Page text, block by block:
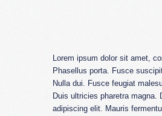
Lorem ipsum dolor sit amet,
Phasellus porta. Fusce
Nulla dui. Fusce feugiat
Duis ultricies pharetra
adipiscing elit. Mauris